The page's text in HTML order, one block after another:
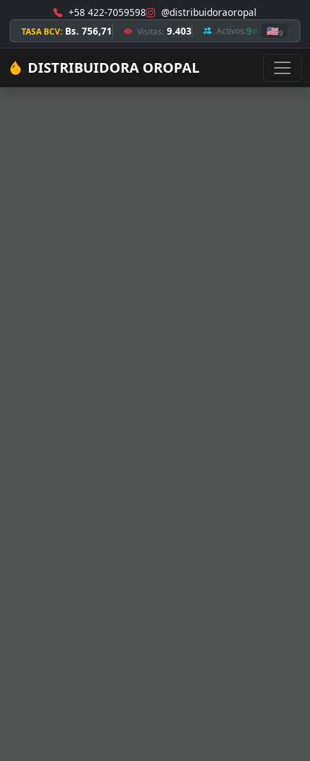
+58 422-7059598 @distribuidoraoropal
TASA BCV: Bs. 756,71 Visitas: 9.403 Activos:9 🇺🇸9
DISTRIBUIDORA OROPAL